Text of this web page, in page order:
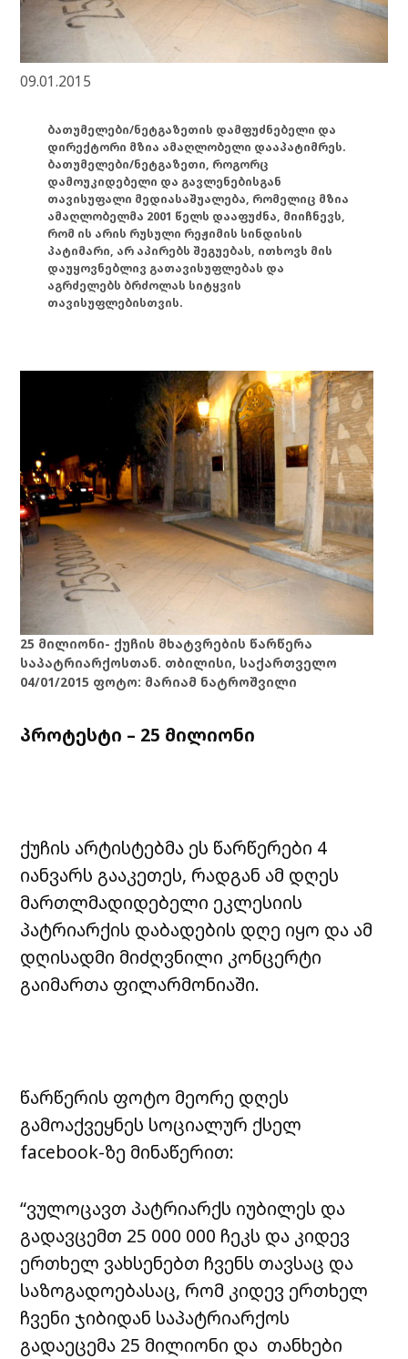
09.01.2015
ბათუმელები/ნეტგაზეთის დამფუძნებელი და
დირექტორი მზია ამაღლობელი დააპატიმრეს.
ბათუმელები/ნეტგაზეთი, როგორც
დამოუკიდებელი და გავლენებისგან
თავისუფალი მედიასაშუალება, რომელიც მზია
ამაღლობელმა 2001 წელს დააფუძნა, მიიჩნევს,
რომ ის არის რუსული რეჟიმის სინდისის
პატიმარი, არ აპირებს შეგუებას, ითხოვს მის
დაუყოვნებლივ გათავისუფლებას და
აგრძელებს ბრძოლას სიტყვის
თავისუფლებისთვის.
25 მილიონი- ქუჩის მხატვრების წარწერა
საპატრიარქოსთან. თბილისი, საქართველო
04/01/2015 ფოტო: მარიამ ნატროშვილი
პროტესტი – 25 მილიონი
ქუჩის არტისტებმა ეს წარწერები 4
იანვარს გააკეთეს, რადგან ამ დღეს
მართლმადიდებელი ეკლესიის
პატრიარქის დაბადების დღე იყო და ამ
დღისადმი მიძღვნილი კონცერტი
გაიმართა ფილარმონიაში.
წარწერის ფოტო მეორე დღეს
გამოაქვეყნეს სოციალურ ქსელ
facebook-ზე მინაწერით:
“ვულოცავთ პატრიარქს იუბილეს და
გადავცემთ 25 000 000 ჩეკს და კიდევ
ერთხელ ვახსენებთ ჩვენს თავსაც და
საზოგადოებასაც, რომ კიდევ ერთხელ
ჩვენი ჯიბიდან საპატრიარქოს
გადაეცემა 25 მილიონი და თანხები